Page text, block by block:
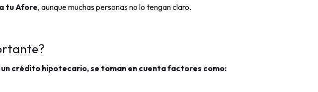
tu Afore, aunque muchas personas no lo tengan claro.
crédito hipotecario, se toman en cuenta factores como: